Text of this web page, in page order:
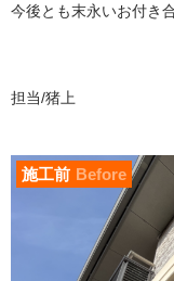
今後とも末永いお付き
担当/猪上
施工前 Before